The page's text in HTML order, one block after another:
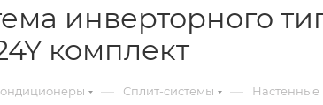
инверторного
комплект
— Сплит-системы —